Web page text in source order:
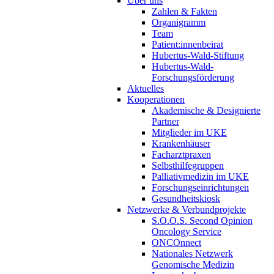
Zahlen & Fakten
Organigramm
Team
Patient:innenbeirat
Hubertus-Wald-Stiftung
Hubertus-Wald-
Forschungsförderung
Aktuelles
Kooperationen
Akademische & Designierte
Partner
Mitglieder im UKE
Krankenhäuser
Facharztpraxen
Selbsthilfegruppen
Palliativmedizin im UKE
Forschungseinrichtungen
Gesundheitskiosk
Netzwerke & Verbundprojekte
S.O.O.S. Second Opinion
Oncology Service
ONCOnnect
Nationales Netzwerk
Genomische Medizin